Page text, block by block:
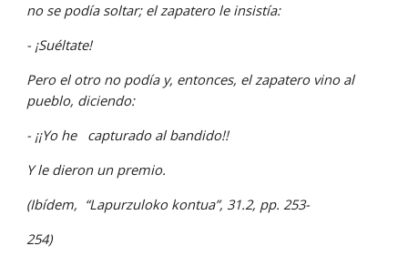
no se podía soltar; el zapatero le insistía:
- ¡Suéltate!
Pero el otro no podía y, entonces, el zapatero vino al
pueblo, diciendo:
- ¡¡Yo he   capturado al bandido!!
Y le dieron un premio.
(Ibídem,  “Lapurzuloko kontua”, 31.2, pp. 253-
254)